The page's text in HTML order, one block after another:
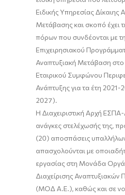
Ειδικής Υπηρεσίας Δίκαιης
Μετάβασης και σκοπό έχει
πόρων που συνδέονται με
Επιχειρησιακού
Αναπτυξιακή Μετάβαση στο
Εταιρικού Συμφώνου
Ανάπτυξης για τα έτη
2027).
Η Διαχειριστική Αρχή
ανάγκες στελέχωσής της,
(20) αποσπάσεις
απασχολούνται με
εργασίας στη Μονάδα
Διαχείρισης
(ΜΟΔ Α.Ε.), καθώς και σε